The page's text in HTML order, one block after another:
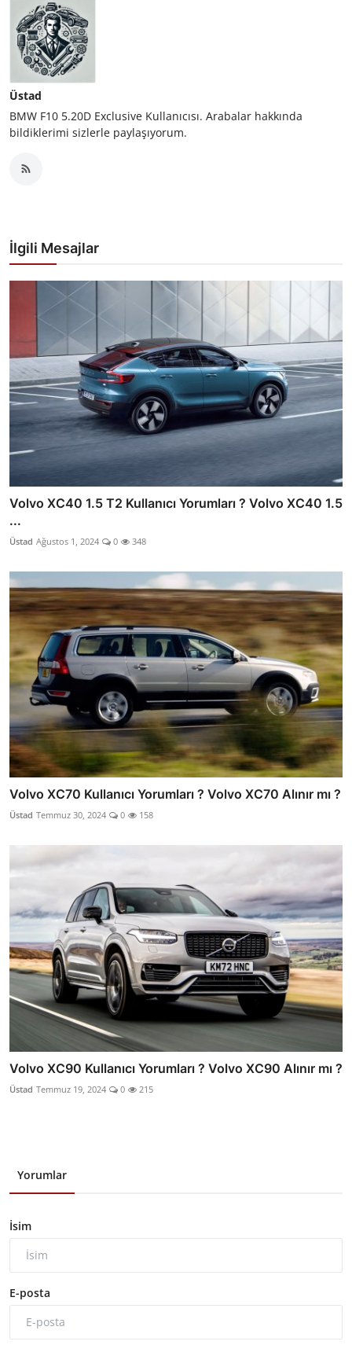
Üstad
BMW F10 5.20D Exclusive Kullanıcısı. Arabalar hakkında
bildiklerimi sizlerle paylaşıyorum.
İlgili Mesajlar
Volvo XC40 1.5 T2 Kullanıcı Yorumları ? Volvo XC40 1.5
...
Üstad Ağustos 1, 2024 0 348
Volvo XC70 Kullanıcı Yorumları ? Volvo XC70 Alınır mı ?
Üstad Temmuz 30, 2024 0 158
Volvo XC90 Kullanıcı Yorumları ? Volvo XC90 Alınır mı ?
Üstad Temmuz 19, 2024 0 215
Yorumlar
İsim
E-posta